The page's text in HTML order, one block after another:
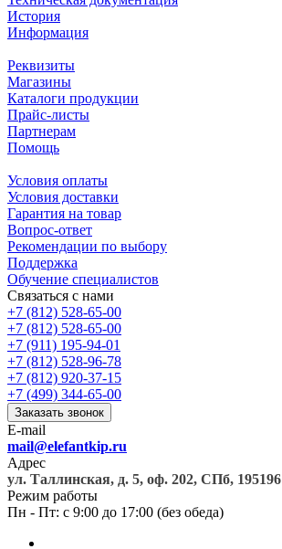
История
Информация
Реквизиты
Магазины
Каталоги продукции
Прайс-листы
Партнерам
Помощь
Условия оплаты
Условия доставки
Гарантия на товар
Вопрос-ответ
Рекомендации по выбору
Поддержка
Обучение специалистов
Связаться с нами
+7 (812) 528-65-00
+7 (812) 528-65-00
+7 (911) 195-94-01
+7 (812) 528-96-78
+7 (812) 920-37-15
+7 (499) 344-65-00
Заказать звонок
E-mail
mail@elefantkip.ru
Адрес
ул. Таллинская, д. 5, оф. 202, СПб, 195196
Режим работы
Пн - Пт: с 9:00 до 17:00 (без обеда)